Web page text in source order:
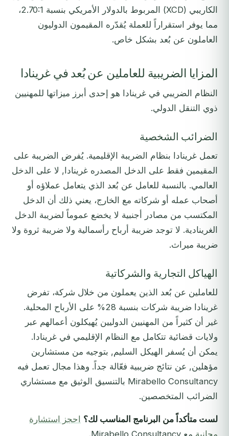
الكاريبي (XCD) المربوط بالدولار الأمريكي بنسبة 2.70:1،
مما يوفر استقراراً للعملة يُقدّره المقيمون الدوليون
العاملون عن بُعد بشكل خاص.
المزايا الضريبية للعاملين عن بُعد في غرينادا
النظام الضريبي في غرينادا هو إحدى أبرز ميزاتها للمهنيين
ذوي التنقل الدولي.
الضرائب الشخصية
تعمل غرينادا بنظام الضريبة الإقليمية. يُفرض الضريبة على
المقيمين فقط على الدخل المصدره غرينادا, لا على الدخل
العالمي. بالنسبة للعامل عن بُعد الذي يتعامل عملاؤه أو
أصحاب عمله أو شركاته مع الخارج، يعني ذلك أن الدخل
المكتسب من مصادر أجنبية لا يخضع عموماً لضريبة الدخل
الغرينادية. لا توجد ضريبة أرباح رأسمالية ولا ضريبة ثروة ولا
ضريبة ميراث.
الهياكل التجارية والشركاتية
للعاملين عن بُعد الذين يعملون من خلال شركة، تفرض
غرينادا ضريبة شركات بنسبة 28% على الأرباح المحلية.
غير أن كثيراً من المهنيين الدوليين يُهيكلون أعمالهم عبر
ولايات قضائية تتكامل مع النظام الإقليمي في غرينادا.
يمكن أن يُسفر الهيكل السليم, بتوجيه من مستشارين
مؤهلين, عن نتائج ضريبية فعّالة جداً. وهذا مجال تعمل فيه
Mirabello Consultancy بالتنسيق الوثيق مع مستشاري
الضرائب المتخصصين.
لست متأكداً من البرنامج المناسب لك؟ احجز استشارة
مجانية مع Mirabello Consultancy.